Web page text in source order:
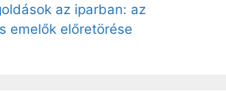
az iparban: az
emelők előretörése